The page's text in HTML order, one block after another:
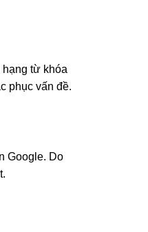
từ khóa
phục vấn đề.
Google. Do